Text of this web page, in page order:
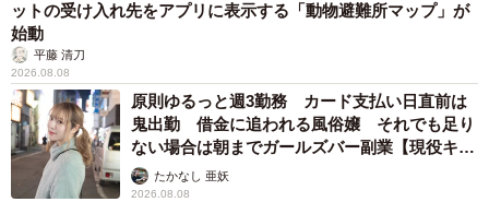
ガンダムのモビルスーツで参加のくろぼうしさん ※くろぼうしさん提供
（一部加工）
友達どうしであり、同じくメカのコスプレをしたふたりで
あれば、出会い頭に対決になってしまうのは必至（？）。
ットの受け入れ先をアプリに表示する「動物避難所マップ」が
始動
平藤 清刀
2026.08.08
原則ゆるっと週3勤務 カード支払い日直前は
鬼出勤 借金に追われる風俗嬢 それでも足り
ない場合は朝までガールズバー副業【現役キャ
ストに取材】
たかなし 亜妖
2026.08.08